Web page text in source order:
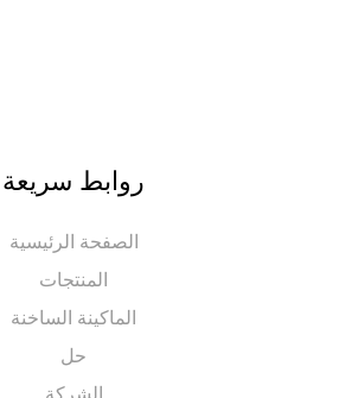
روابط سريعة
الصفحة الرئيسية
المنتجات
الماكينة الساخنة